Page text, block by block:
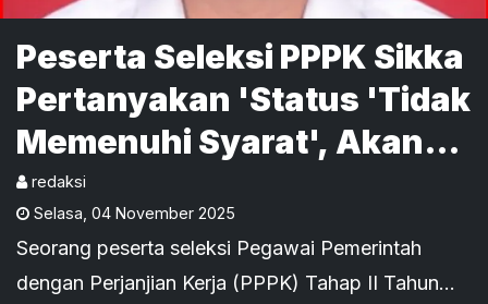
Peserta Seleksi PPPK Sikka
Pertanyakan 'Status 'Tidak
Memenuhi Syarat', Akan
Tempuh Jalur Hukum
redaksi
Selasa 04 November 2025
Seorang peserta seleksi Pegawai Pemerintah
dengan Perjanjian Kerja (PPPK) Tahap II Tahun